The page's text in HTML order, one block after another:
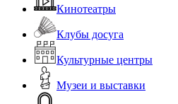
Кинотеатры
Клубы досуга
Культурные центры
Музеи и выставки